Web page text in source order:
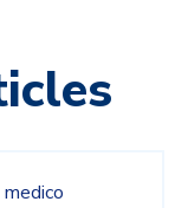
medico